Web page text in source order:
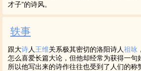
才子”的诗风。
轶事
跟大诗人 王维关系极其密切的洛阳诗人祖咏
怎么喜爱长篇大论，但他却经常为获得一句
所以他写出来的诗作往往也受到了人们的称